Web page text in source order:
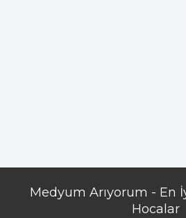
Medyum Arıyorum - En
Hocalar